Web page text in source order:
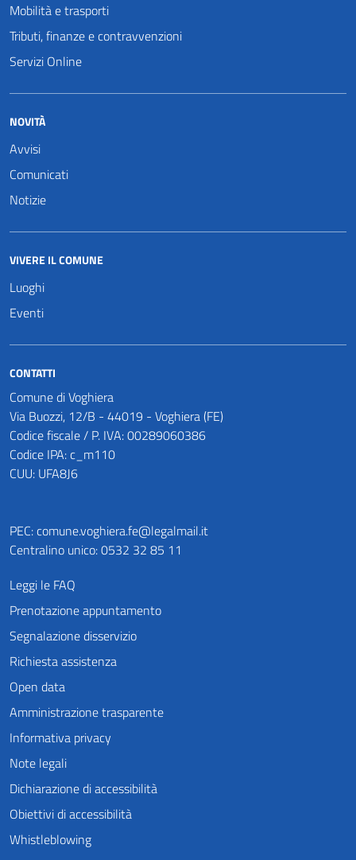
Mobilità e trasporti
Tributi, finanze e contravvenzioni
Servizi Online
NOVITÀ
Avvisi
Comunicati
Notizie
VIVERE IL COMUNE
Luoghi
Eventi
CONTATTI
Comune di Voghiera
Via Buozzi, 12/B - 44019 - Voghiera (FE)
Codice fiscale / P. IVA: 00289060386
Codice IPA: c_m110
CUU: UFA8J6
PEC:comune.voghiera.fe@legalmail.it
Centralino unico: 0532 32 85 11
Leggi le FAQ
Prenotazione appuntamento
Segnalazione disservizio
Richiesta assistenza
Open data
Amministrazione trasparente
Informativa privacy
Note legali
Dichiarazione di accessibilità
Obiettivi di accessibilità
Whistleblowing